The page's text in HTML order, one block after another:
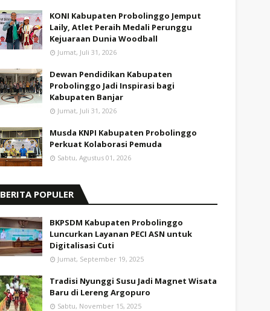
KONI Kabupaten Probolinggo Jemput
Laily, Atlet Peraih Medali Perunggu
Kejuaraan Dunia Woodball
Jumat, Juli 31, 2026
Dewan Pendidikan Kabupaten
Probolinggo Jadi Inspirasi bagi
Kabupaten Banjar
Jumat, Juli 31, 2026
Musda KNPI Kabupaten Probolinggo
Perkuat Kolaborasi Pemuda
Sabtu, Agustus 01, 2026
BERITA POPULER
BKPSDM Kabupaten Probolinggo
Luncurkan Layanan PECI ASN untuk
Digitalisasi Cuti
Jumat, September 19, 2025
Tradisi Nyunggi Susu Jadi Magnet Wisata
Baru di Lereng Argopuro
Sabtu, November 15, 2025